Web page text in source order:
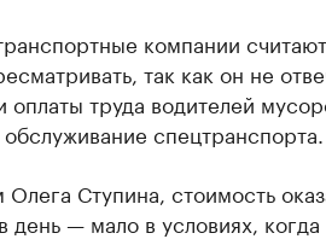
компании
так как он не
оплаты труда водителей
спецтранспорта.
Ступина, стоимость
день — мало в условиях,